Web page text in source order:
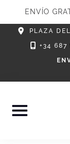
ENVÍO
PLAZA
+34 687